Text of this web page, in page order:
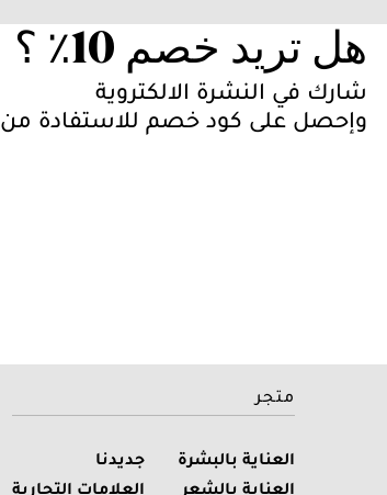
هل تريد خصم 10٪ ؟
شارك في النشرة الالكتروية
وإحصل على كود خصم للاستفادة من 10% خصم على طلبك
متجر
العناية بالبشرة
العناية بالشعر
جديدنا
العلامات التجارية